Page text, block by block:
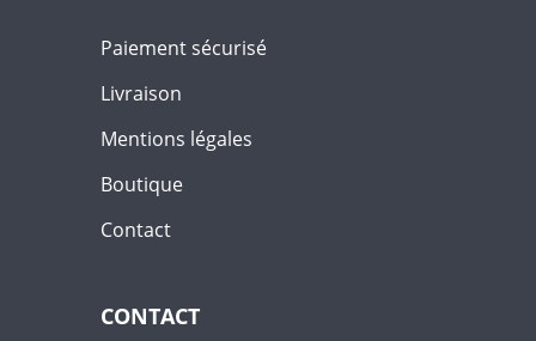
Paiement sécurisé
Livraison
Mentions légales
Boutique
Contact
CONTACT